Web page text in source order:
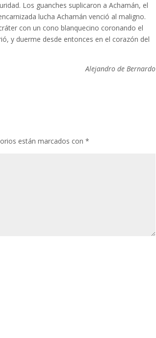
Los guanches suplicaron a Achamán, el
lucha Achamán venció al maligno.
con un cono blanquecino coronando el
y duerme desde entonces en el corazón del
Alejandro de Bernardo
están marcados con*